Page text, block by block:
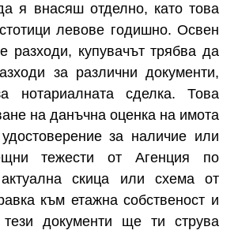
я внасяш отделно, като това
левове годишно. Освен
разходи, купувачът трябва да
за различни документи,
нотариалната сделка. Това
на данъчна оценка на имота
за наличие или
тежести от Агенция по
актуална скица или схема от
към етажна собственост и
документи ще ти струва